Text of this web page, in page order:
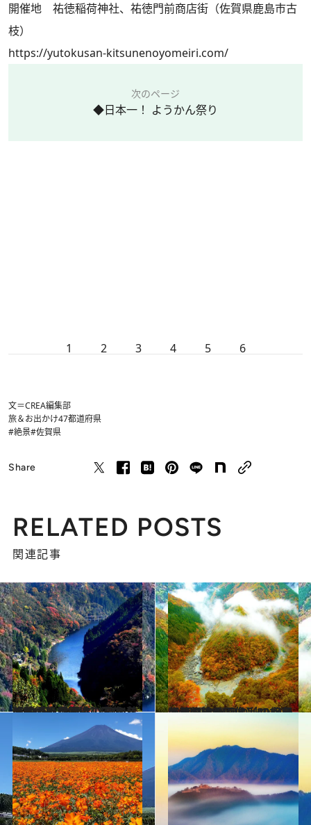
開催地 祐徳稲荷神社、祐徳門前商店街（佐賀県鹿島市古
枝）
https://yutokusan-kitsunenoyomeiri.com/
次のページ
◆日本一！ ようかん祭り
1 2 3 4 5 6
文＝CREA編集部
旅＆お出かけ47都道府県
#絶景#佐賀県
Share
RELATED POSTS
関連記事
2024.10.12
【秋の絶景画像】2024年版 九州・沖縄エリアの秋の絶景＆風物詩の画像（80点）
旅＆お出かけ 2024.10.8
【秋の絶景画像】2024年版 四国エリアの秋の絶景＆風物詩の画像（40点）
旅＆お出かけ